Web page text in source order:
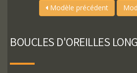
Modèle précédent
BOUCLES D'OREILLES